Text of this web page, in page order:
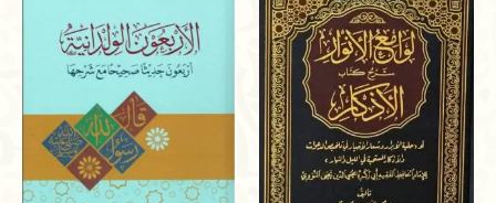
Uzair(verified owner) March 9,
2024